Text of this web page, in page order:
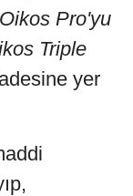
Pro'yu
Triple
yer